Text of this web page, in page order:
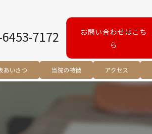
7172
お問い合わせはこち
ら
あいさつ 当院の特徴
肩こり
アクセス